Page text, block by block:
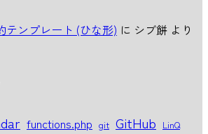
テンプレート (ひな形) に シブ餅 より
functions.php git GitHub LinQ